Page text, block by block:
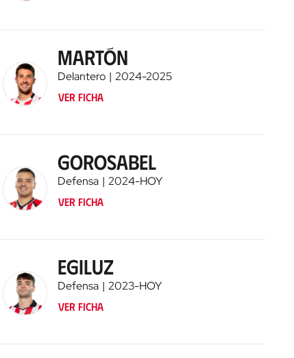
Martón
Delantero 2024-2025
Ver ficha
Gorosabel
Defensa 2024-HOY
Ver ficha
Egiluz
Defensa 2023-HOY
Ver ficha